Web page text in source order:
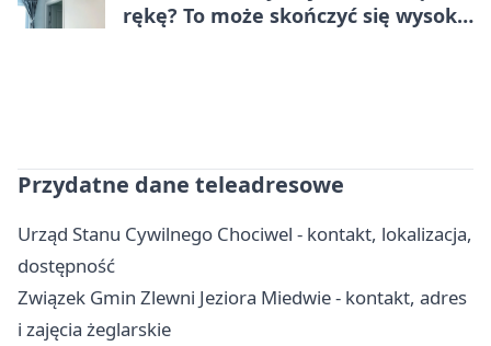
rękę? To może skończyć się wysoką
Przydatne dane teleadresowe
Urząd Stanu Cywilnego Chociwel - kontakt, lokalizacja,
dostępność
Związek Gmin Zlewni Jeziora Miedwie - kontakt, adres
i zajęcia żeglarskie